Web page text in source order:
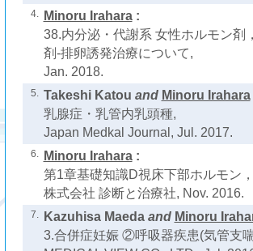
4. Minoru Irahara:
38.内分泌・代謝系 女性ホルモン剤
剤-排卵誘発治療について,
Jan. 2018.
5. Takeshi Katou and Minoru Irahara
乳腺症・乳管内乳頭種,
Japan Medkal Journal, Jul. 2017.
6. Minoru Irahara:
第1章基礎知識D視床下部ホルモン
株式会社 診断と治療社, Nov. 2016.
7. Kazuhisa Maedaand Minoru
3.合併症妊娠 ②呼吸器疾患(気管支